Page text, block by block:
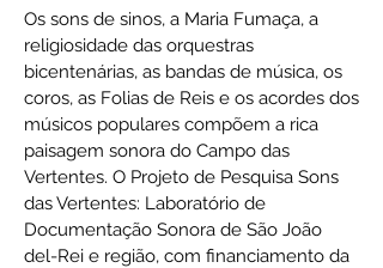
Os sons de sinos, a Maria Fumaça, a
religiosidade das orquestras
bicentenárias, as bandas de música, os
coros, as Folias de Reis e os acordes dos
músicos populares compõem a rica
paisagem sonora do Campo das
Vertentes. O Projeto de Pesquisa Sons
das Vertentes: Laboratório de
Documentação Sonora de São João
del-Rei e região, com financiamento da